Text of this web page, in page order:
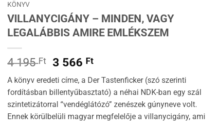
KÖNYV
VILLANYCIGÁNY – MINDEN, VAGY
LEGALÁBBIS AMIRE EMLÉKSZEM
4 195Ft
Original
price
was:
4
195 Ft.
3 566 FtCurrent
price
is:
3
566 Ft.
A könyv eredeti címe, a Der Tastenficker (szó szerinti
fordításban billentyűbasztató) a néhai NDK-ban egy szál
szintetizátorral “vendéglátózó” zenészek gúnyneve volt.
Ennek körülbelüli magyar megfelelője a villanycigány, ami